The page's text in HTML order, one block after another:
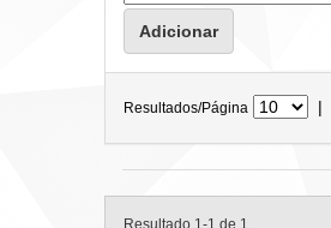
Resultados/Página |
Resultado 1-1 de 1.